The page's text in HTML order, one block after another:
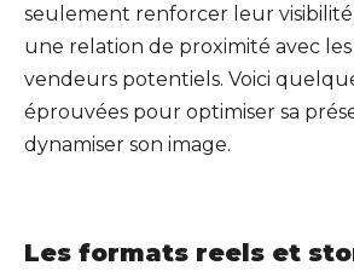
seulement renforcer leur
une relation de proximité avec
vendeurs potentiels. Voici
éprouvées pour optimiser sa
dynamiser son image.
Les formats reels et